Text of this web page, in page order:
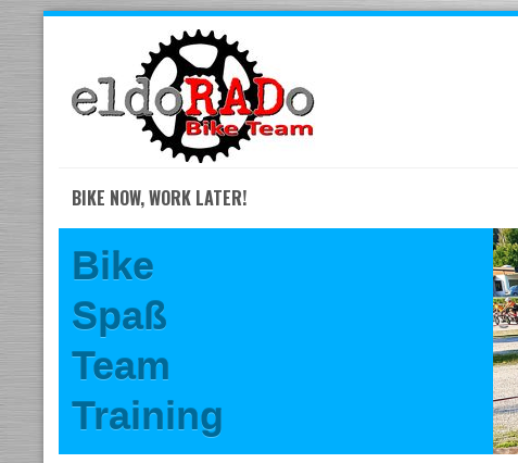
content
BIKE NOW, WORK LATER!
Bike
Spaß
Team
Training